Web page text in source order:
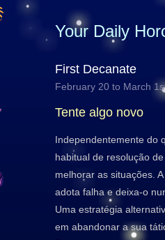
Your Daily
First Decanate
February 20 to March
Tente algo novo
Independentemente do
habitual de resolução
melhorar as situações.
adota falha e deixa-o
Uma estratégia
em abandonar a sua